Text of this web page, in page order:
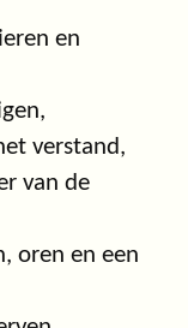
en
verstand,
van de
oren en een